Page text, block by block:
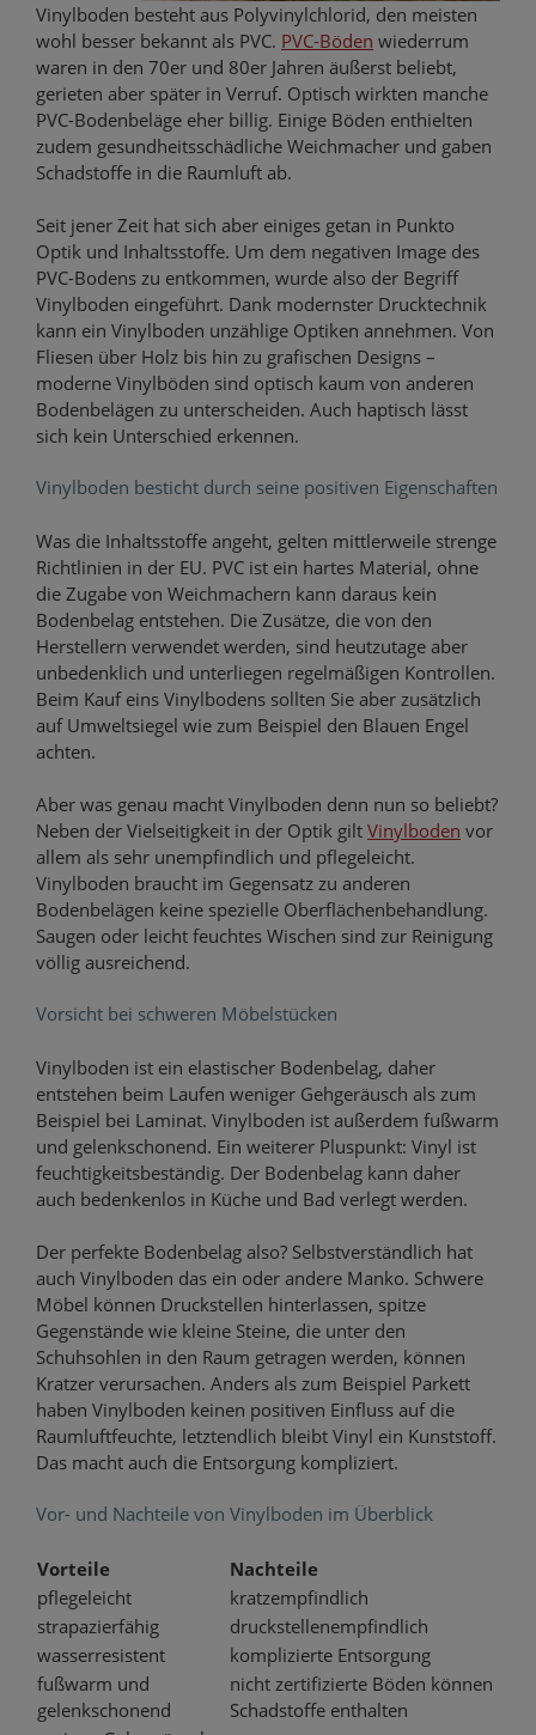
Vinylboden besteht aus Polyvinylchlorid, den meisten
wohl besser bekannt als PVC. PVC-Böden wiederrum
waren in den 70er und 80er Jahren äußerst beliebt,
gerieten aber später in Verruf. Optisch wirkten manche
PVC-Bodenbeläge eher billig. Einige Böden enthielten
zudem gesundheitsschädliche Weichmacher und gaben
Schadstoffe in die Raumluft ab.
Seit jener Zeit hat sich aber einiges getan in Punkto
Optik und Inhaltsstoffe. Um dem negativen Image des
PVC-Bodens zu entkommen, wurde also der Begriff
Vinylboden eingeführt. Dank modernster Drucktechnik
kann ein Vinylboden unzählige Optiken annehmen. Von
Fliesen über Holz bis hin zu grafischen Designs –
moderne Vinylböden sind optisch kaum von anderen
Bodenbelägen zu unterscheiden. Auch haptisch lässt
sich kein Unterschied erkennen.
Vinylboden besticht durch seine positiven Eigenschaften
Was die Inhaltsstoffe angeht, gelten mittlerweile strenge
Richtlinien in der EU. PVC ist ein hartes Material, ohne
die Zugabe von Weichmachern kann daraus kein
Bodenbelag entstehen. Die Zusätze, die von den
Herstellern verwendet werden, sind heutzutage aber
unbedenklich und unterliegen regelmäßigen Kontrollen.
Beim Kauf eins Vinylbodens sollten Sie aber zusätzlich
auf Umweltsiegel wie zum Beispiel den Blauen Engel
achten.
Aber was genau macht Vinylboden denn nun so beliebt?
Neben der Vielseitigkeit in der Optik gilt Vinylboden vor
allem als sehr unempfindlich und pflegeleicht.
Vinylboden braucht im Gegensatz zu anderen
Bodenbelägen keine spezielle Oberflächenbehandlung.
Saugen oder leicht feuchtes Wischen sind zur Reinigung
völlig ausreichend.
Vorsicht bei schweren Möbelstücken
Vinylboden ist ein elastischer Bodenbelag, daher
entstehen beim Laufen weniger Gehgeräusch als zum
Beispiel bei Laminat. Vinylboden ist außerdem fußwarm
und gelenkschonend. Ein weiterer Pluspunkt: Vinyl ist
feuchtigkeitsbeständig. Der Bodenbelag kann daher
auch bedenkenlos in Küche und Bad verlegt werden.
Der perfekte Bodenbelag also? Selbstverständlich hat
auch Vinylboden das ein oder andere Manko. Schwere
Möbel können Druckstellen hinterlassen, spitze
Gegenstände wie kleine Steine, die unter den
Schuhsohlen in den Raum getragen werden, können
Kratzer verursachen. Anders als zum Beispiel Parkett
haben Vinylboden keinen positiven Einfluss auf die
Raumluftfeuchte, letztendlich bleibt Vinyl ein Kunststoff.
Das macht auch die Entsorgung kompliziert.
Vor- und Nachteile von Vinylboden im Überblick
Vorteile
Nachteile
pflegeleicht
kratzempfindlich
strapazierfähig
druckstellenempfindlich
wasserresistent
komplizierte Entsorgung
fußwarm und
gelenkschonend
nicht zertifizierte Böden können
Schadstoffe enthalten